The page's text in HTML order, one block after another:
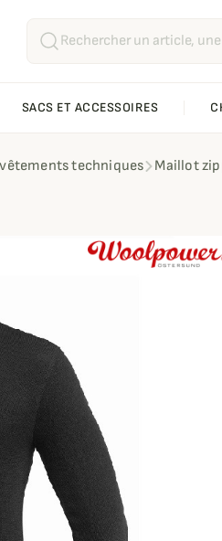
SACS ET ACCESSOIRES
techniques Maillot